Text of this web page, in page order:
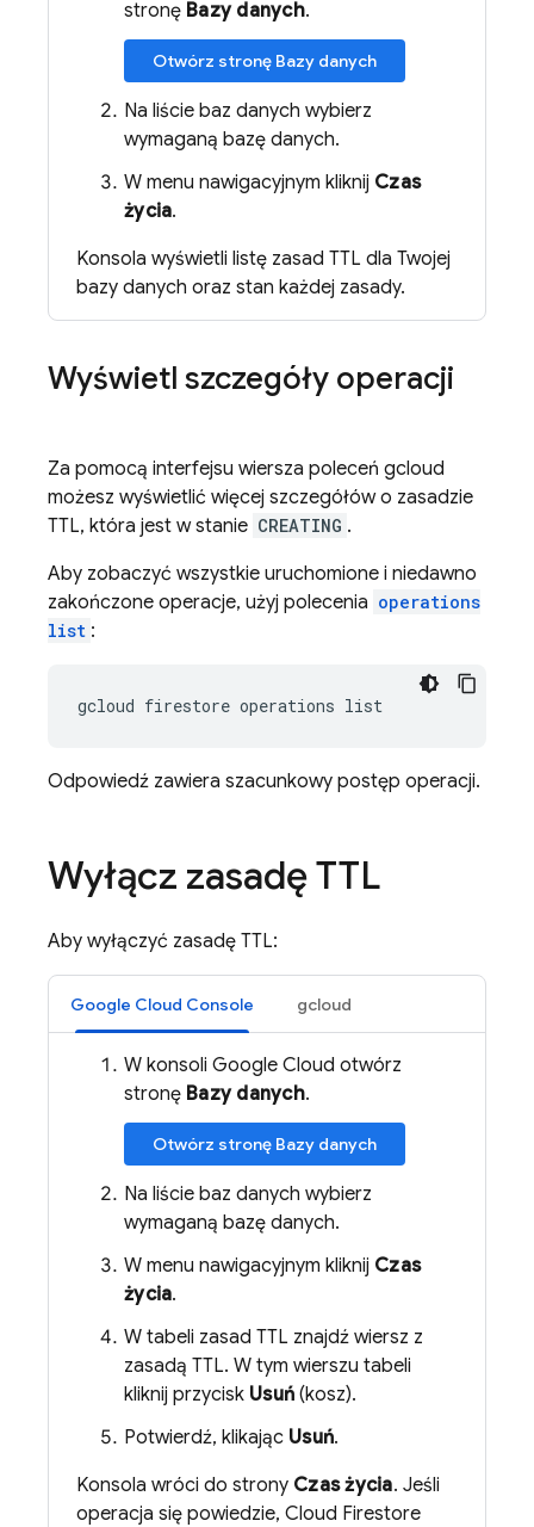
stronę Bazy danych.
Otwórz stronę Bazy danych
Na liście baz danych wybierz
wymaganą bazę danych.
W menu nawigacyjnym kliknij Czas
życia.
Konsola wyświetli listę zasad TTL dla Twojej
bazy danych oraz stan każdej zasady.
Wyświetl szczegóły operacji
Za pomocą interfejsu wiersza poleceń gcloud
możesz wyświetlić więcej szczegółów o zasadzie
TTL, która jest w stanie CREATING .
Aby zobaczyć wszystkie uruchomione i niedawno
zakończone operacje, użyj polecenia operations
list :
gcloud firestore operations list
Odpowiedź zawiera szacunkowy postęp operacji.
Wyłącz zasadę TTL
Aby wyłączyć zasadę TTL:
Google Cloud Console gcloud
W konsoli Google Cloud otwórz
stronę Bazy danych.
Otwórz stronę Bazy danych
Na liście baz danych wybierz
wymaganą bazę danych.
W menu nawigacyjnym kliknij Czas
życia.
W tabeli zasad TTL znajdź wiersz z
zasadą TTL. W tym wierszu tabeli
kliknij przycisk Usuń (kosz).
Potwierdź, klikając Usuń.
Konsola wróci do strony Czas życia. Jeśli
operacja się powiedzie, Cloud Firestore